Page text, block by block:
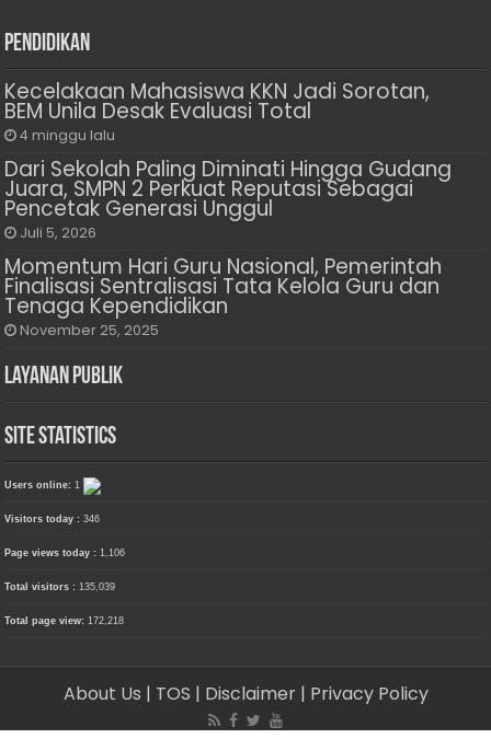
Pendidikan
Kecelakaan Mahasiswa KKN Jadi Sorotan,
BEM Unila Desak Evaluasi Total
4 minggu lalu
Dari Sekolah Paling Diminati Hingga Gudang
Juara, SMPN 2 Perkuat Reputasi Sebagai
Pencetak Generasi Unggul
Juli 5, 2026
Momentum Hari Guru Nasional, Pemerintah
Finalisasi Sentralisasi Tata Kelola Guru dan
Tenaga Kependidikan
November 25, 2025
Layanan Publik
Site Statistics
Users online:1
Visitors today :346
Page views today :1,106
Total visitors :135,039
Total page view:172,218
About Us | TOS | Disclaimer | Privacy Policy